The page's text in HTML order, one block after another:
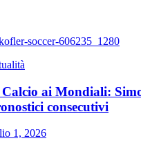
ai Mondiali:
consecutivi
1, 2026